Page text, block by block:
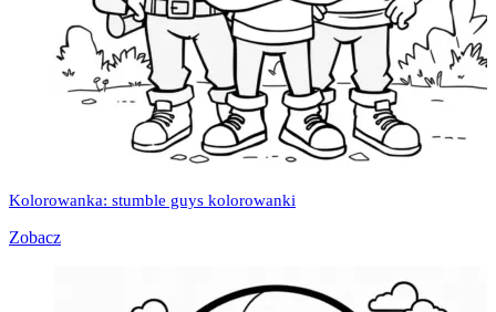
Kolorowanka: stumble guys kolorowanki
Zobacz